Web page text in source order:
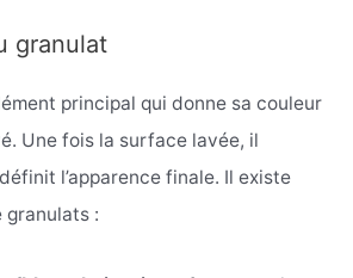
granulat
principal qui donne sa couleur
Une fois la surface lavée, il
l’apparence finale. Il existe
granulats :